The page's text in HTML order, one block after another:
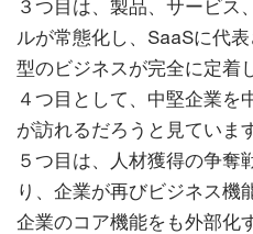
３つ目は、製品、サービス
ルが常態化し、SaaSに代
型のビジネスが完全に定着
４つ目として、中堅企業を
が訪れるだろうと見ていま
５つ目は、人材獲得の争奪
り、企業が再びビジネス機
企業のコア機能をも外部化